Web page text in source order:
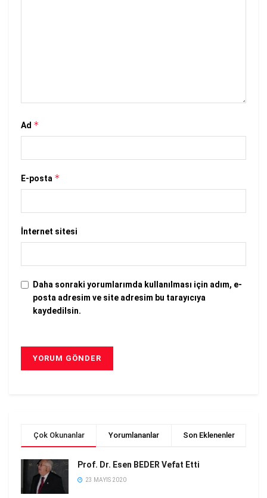
Ad *
E-posta *
İnternet sitesi
Daha sonraki yorumlarımda kullanılması için adım, e-
posta adresim ve site adresim bu tarayıcıya
kaydedilsin.
Çok Okunanlar Yorumlananlar Son Eklenenler
Prof. Dr. Esen BEDER Vefat Etti
23 MAYIS 2020